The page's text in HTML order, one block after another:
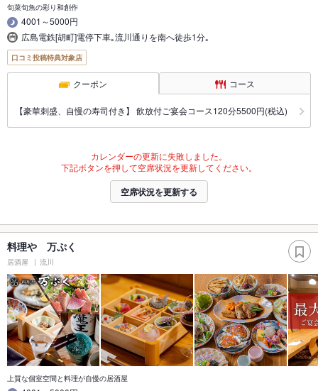
旬菜旬魚の彩り和創作
4001～5000円
広島電鉄[胡町]電停下車｡流川通りを南へ徒歩1分｡
口コミ投稿特典対象店
クーポン コース
【豪華刺盛、自慢の寿司付き】 飲放付ご宴会コース120分5500円(税込)
カレンダーの更新に失敗しました。
下記ボタンを押して空席状況を更新してください。
空席状況を更新する
料理や 万ぷく
居酒屋 流川
上質な個室空間と料理が自慢の居酒屋